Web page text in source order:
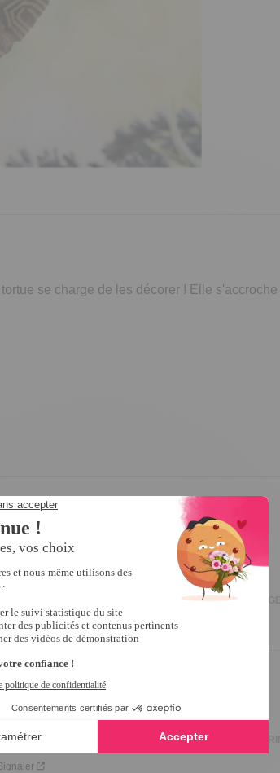
se charge de les décorer ! Elle
bien adapté au pot de fleurs, jolies couleurs
03/06/2026 par
5 /5
07/2026 , suite à une expérience du31/05/2026